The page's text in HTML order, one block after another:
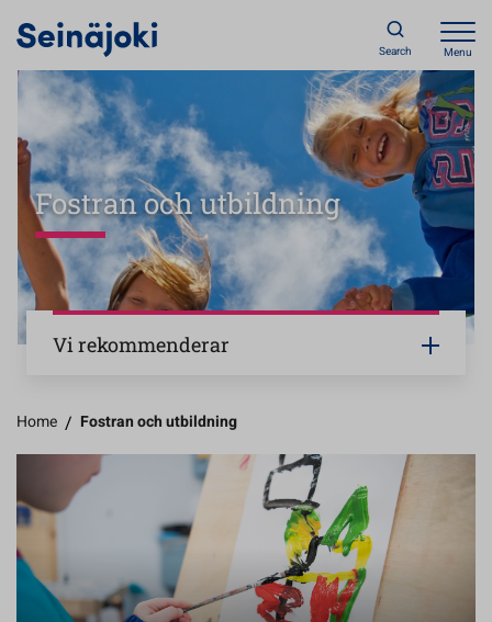
Search Menu
Fostran och utbildning
Vi rekommenderar
Home / Fostran och utbildning